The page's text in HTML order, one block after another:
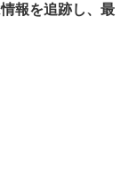
報を追跡し、最